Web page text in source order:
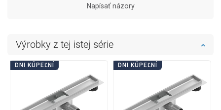
Napísať názory
Výrobky z tej istej série
DNI KÚPEĽNÍ DNI KÚPEĽNÍ